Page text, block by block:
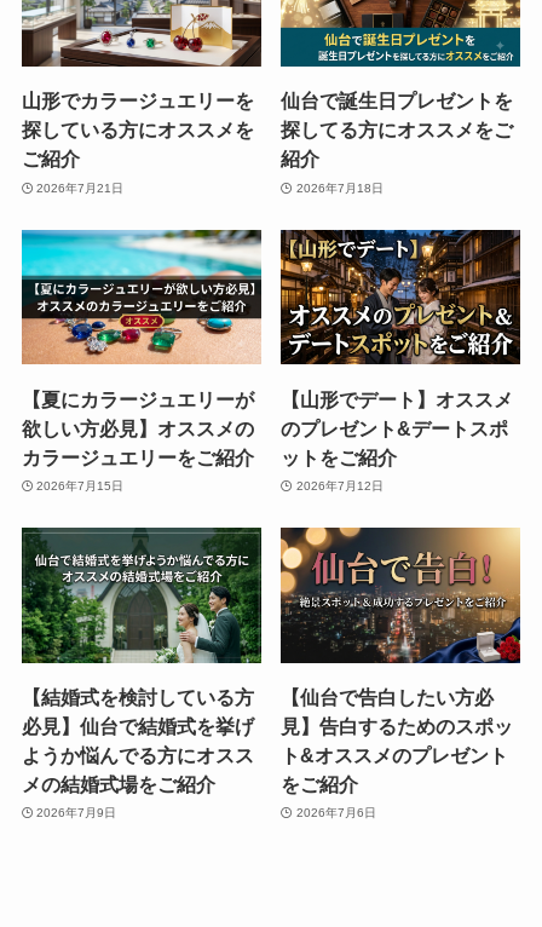
山形でカラージュエリーを
探している方にオススメを
ご紹介
2026年7月21日
仙台で誕生日プレゼントを
探してる方にオススメをご
紹介
2026年7月18日
【夏にカラージュエリーが
欲しい方必見】オススメの
カラージュエリーをご紹介
2026年7月15日
【山形でデート】オススメ
のプレゼント&デートスポ
ットをご紹介
2026年7月12日
【結婚式を検討している方
必見】仙台で結婚式を挙げ
ようか悩んでる方にオスス
メの結婚式場をご紹介
2026年7月9日
【仙台で告白したい方必
見】告白するためのスポッ
ト&オススメのプレゼント
をご紹介
2026年7月6日